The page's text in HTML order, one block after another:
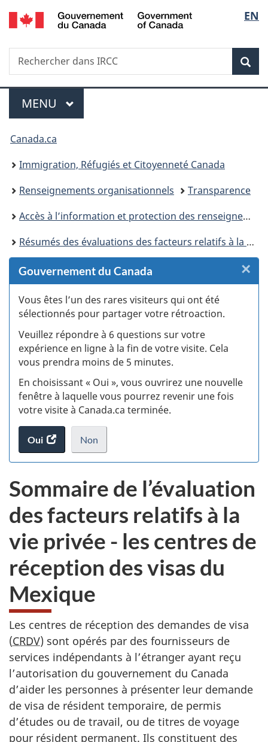
Passer
au
Passer
au
Passer
à
du
Passer
à
simplifiée
de
la
EN
Recherche
Rechercher
dans
Menu
MENU PRINCIPAL
Vous
êtes
ici :
Canada.ca
Immigration, Réfugiés et Citoyenneté Canada
Renseignements organisationnels
Transparence
Accès à l’information et protection des renseignements personnels
Résumés des évaluations des facteurs relatifs à la vie privée (EFPV) d’Immigration, Réfugiés et Citoyenneté Canada
Gouvernement du Canada
Vous êtes l’un des rares visiteurs qui ont été
sélectionnés pour partager votre rétroaction.
Veuillez répondre à 6 questions sur votre
expérience en ligne à la fin de votre visite. Cela
vous prendra moins de 5 minutes.
En choisissant « Oui », vous ouvrirez une nouvelle
fenêtre à laquelle vous pourrez revenir une fois
votre visite à Canada.ca terminée.
Oui
accéder
au
Non
je
pas
au
sondage
du
site
web,
.
×
Sommaire de l’évaluation
des facteurs relatifs à la
vie privée - les centres de
réception des visas du
Mexique
Les centres de réception des demandes de visa
(CRDV) sont opérés par des fournisseurs de
services indépendants à l’étranger ayant reçu
l’autorisation du gouvernement du Canada
d’aider les personnes à présenter leur demande
de visa de résident temporaire, de permis
d’études ou de travail, ou de titres de voyage
pour résident permanent. Ils constituent des